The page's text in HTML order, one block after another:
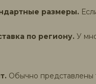
размеры.
по региону. У
Обычно представлены